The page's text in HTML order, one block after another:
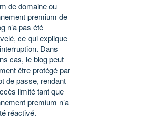
de domaine ou
premium de
n’a pas été
ce qui explique
Dans
cas, le blog peut
être protégé par
de passe, rendant
limité tant que
premium n’a
réactivé.